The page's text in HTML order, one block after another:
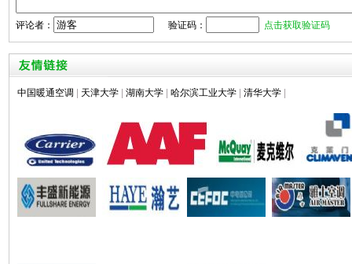
评论者： 验证码： 点击获取验证码
中国暖通空调 天津大学 湖南大学 哈尔滨工业大学 清华大学